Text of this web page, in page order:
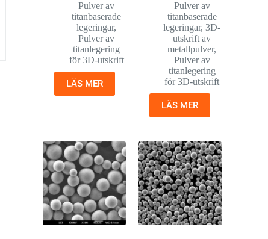
Pulver av
titanbaserade
legeringar,
Pulver av
titanlegering
för 3D-utskrift
LÄS MER
Pulver av
titanbaserade
legeringar,3D-
utskrift av
metallpulver,
Pulver av
titanlegering
för 3D-utskrift
LÄS MER